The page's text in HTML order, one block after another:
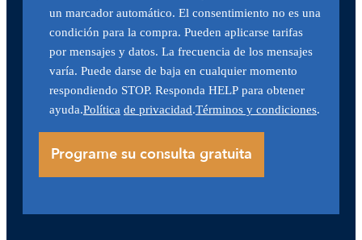
un marcador automático. El consentimiento no es una
condición para la compra. Pueden aplicarse tarifas
por mensajes y datos. La frecuencia de los mensajes
varía. Puede darse de baja en cualquier momento
respondiendo STOP. Responda HELP para obtener
ayuda.Política de privacidad.Términos y condiciones.